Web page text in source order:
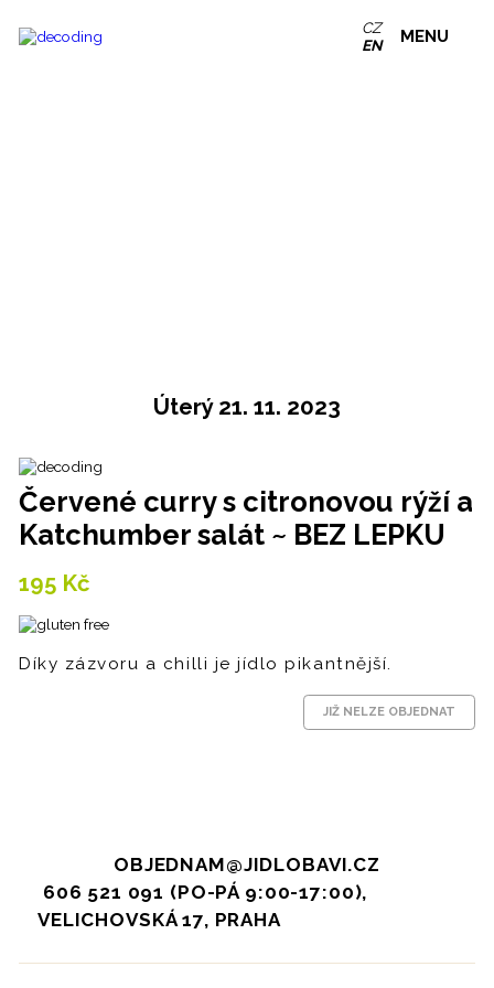
CZ
EN
MENU
Úterý 21. 11. 2023
Červené curry s citronovou rýží a
Katchumber salát ~ BEZ LEPKU
195 Kč
Díky zázvoru a chilli je jídlo pikantnější.
JIŽ NELZE OBJEDNAT
OBJEDNAM@JIDLOBAVI.CZ
606 521 091 (PO-PÁ 9:00-17:00),
VELICHOVSKÁ 17, PRAHA